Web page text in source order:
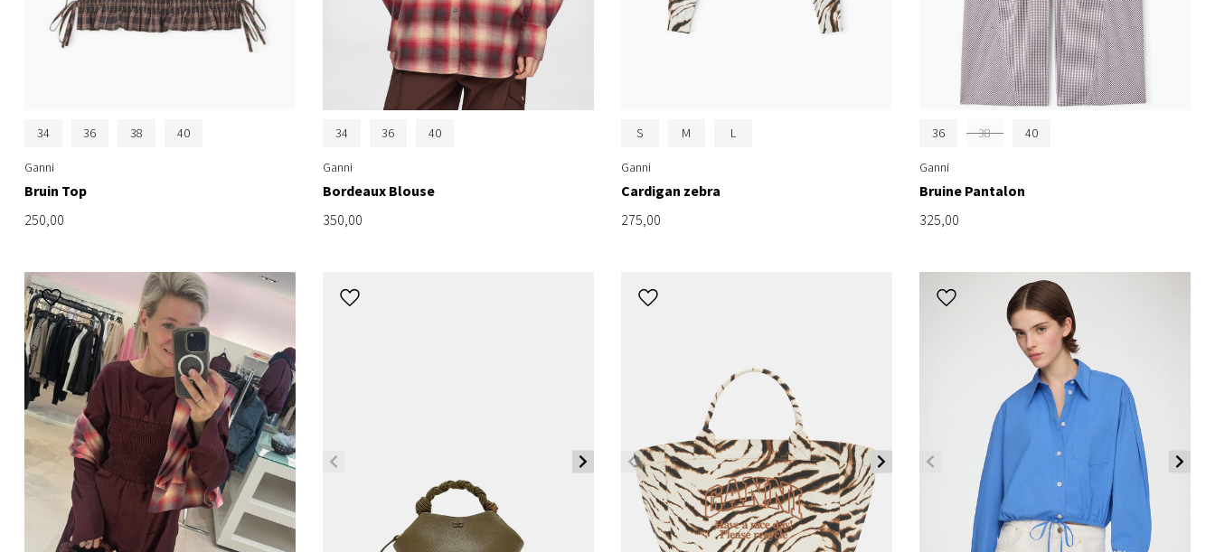
34 36 38 40
Ganni
Bruin Top
250,00
34 36 40
Ganni
Bordeaux Blouse
350,00
S M L
Ganni
Cardigan zebra
275,00
36 38 40
Ganni
Bruine Pantalon
325,00